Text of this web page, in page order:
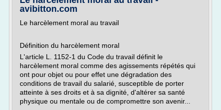
avibitton.com
Le harcèlement moral au travail
Définition du harcèlement moral
L'article L. 1152-1 du Code du travail définit le
harcèlement moral comme des agissements répétés qui
ont pour objet ou pour effet une dégradation des
conditions de travail du salarié, susceptible de porter
atteinte à ses droits et à sa dignité, d'altérer sa santé
physique ou mentale ou de compromettre son avenir...